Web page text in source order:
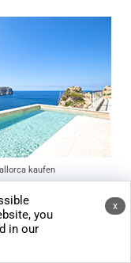
kaufen
Restaurants, der
Blick auf das
x
you
in our